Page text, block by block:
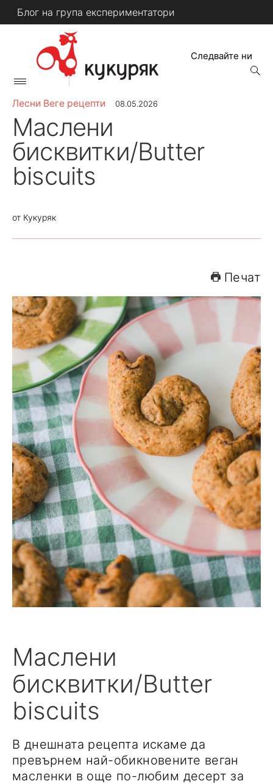
Skip
to
Блог на група експериментатори
Primary
КУКУРЯК
Следвайте ни
open
Лесни Веге рецепти 08.05.2026
Маслени
бисквитки/Butter
biscuits
от Кукуряк
Печат
Маслени
бисквитки/Butter
biscuits
В днешната рецепта искаме да
превърнем най-обикновените веган
масленки в още по-любим десерт за